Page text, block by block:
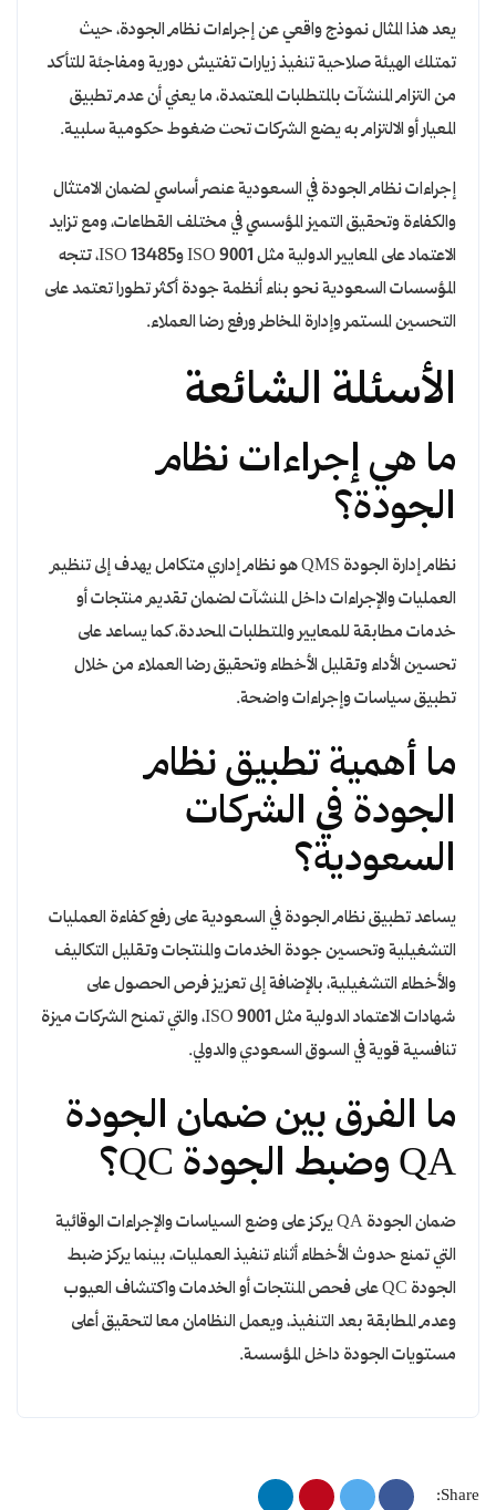
يعد هذا المثال نموذج واقعي عن إجراءات نظام الجودة، حيث
تمتلك الهيئة صلاحية تنفيذ زيارات تفتيش دورية ومفاجئة للتأكد
من التزام المنشآت بالمتطلبات المعتمدة، ما يعني أن عدم تطبيق
المعيار أو الالتزام به يضع الشركات تحت ضغوط حكومية سلبية.
إجراءات نظام الجودة في السعودية عنصر أساسي لضمان الامتثال
والكفاءة وتحقيق التميز المؤسسي في مختلف القطاعات، ومع تزايد
الاعتماد على المعايير الدولية مثل ISO 9001 وISO 13485، تتجه
المؤسسات السعودية نحو بناء أنظمة جودة أكثر تطورا تعتمد على
التحسين المستمر وإدارة المخاطر ورفع رضا العملاء.
الأسئلة الشائعة
ما هي إجراءات نظام
الجودة؟
نظام إدارة الجودة QMS هو نظام إداري متكامل يهدف إلى تنظيم
العمليات والإجراءات داخل المنشآت لضمان تقديم منتجات أو
خدمات مطابقة للمعايير والمتطلبات المحددة، كما يساعد على
تحسين الأداء وتقليل الأخطاء وتحقيق رضا العملاء من خلال
تطبيق سياسات وإجراءات واضحة.
ما أهمية تطبيق نظام
الجودة في الشركات
السعودية؟
يساعد تطبيق نظام الجودة في السعودية على رفع كفاءة العمليات
التشغيلية وتحسين جودة الخدمات والمنتجات وتقليل التكاليف
والأخطاء التشغيلية، بالإضافة إلى تعزيز فرص الحصول على
شهادات الاعتماد الدولية مثل ISO 9001، والتي تمنح الشركات ميزة
تنافسية قوية في السوق السعودي والدولي.
ما الفرق بين ضمان الجودة
QA وضبط الجودة QC؟
ضمان الجودة QA يركز على وضع السياسات والإجراءات الوقائية
التي تمنع حدوث الأخطاء أثناء تنفيذ العمليات، بينما يركز ضبط
الجودة QC على فحص المنتجات أو الخدمات واكتشاف العيوب
وعدم المطابقة بعد التنفيذ، ويعمل النظامان معا لتحقيق أعلى
مستويات الجودة داخل المؤسسة.
Share: